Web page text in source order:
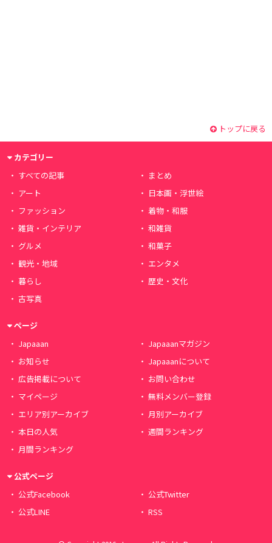
トップに戻る
カテゴリー
すべての記事
まとめ
アート
日本画・浮世絵
ファッション
着物・和服
雑貨・インテリア
和雑貨
グルメ
和菓子
観光・地域
エンタメ
暮らし
歴史・文化
古写真
ページ
Japaaan
Japaaanマガジン
お知らせ
Japaaanについて
広告掲載について
お問い合わせ
マイページ
無料メンバー登録
エリア別アーカイブ
月別アーカイブ
本日の人気
週間ランキング
月間ランキング
公式ページ
公式Facebook
公式Twitter
公式LINE
RSS